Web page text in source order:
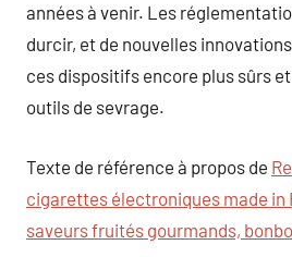
années à venir. Les
durcir, et de nouvelles
ces dispositifs encore plus sûrs
outils de sevrage.
Texte de référence à propos de
cigarettes électroniques made in
saveurs fruités gourmands,